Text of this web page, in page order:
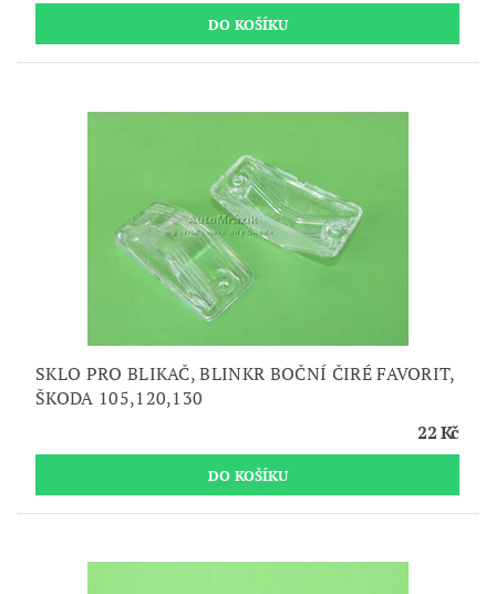
SKLO PRO BLIKAČ, BLINKR BOČNÍ ČIRÉ FAVORIT,
ŠKODA 105,120,130
22 Kč